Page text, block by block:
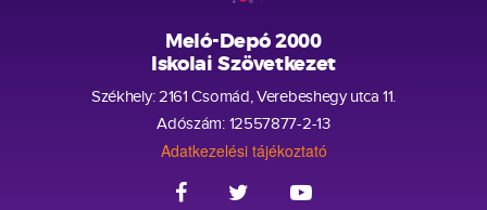
Meló-Depó 2000
Iskolai Szövetkezet
Székhely: 2161 Csomád, Verebeshegy utca 11.
Adószám: 12557877-2-13
Adatkezelési tájékoztató